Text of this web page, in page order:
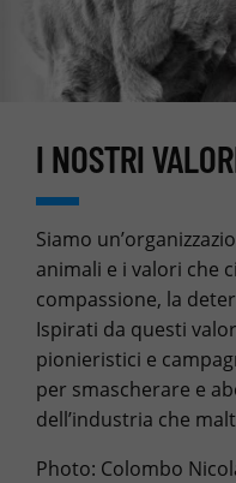
I NOSTRI
Siamo
animali e i valori che
compassione, la
Ispirati da questi
pionieristici e
per smascherare e
dell’industria che
Photo: Colombo